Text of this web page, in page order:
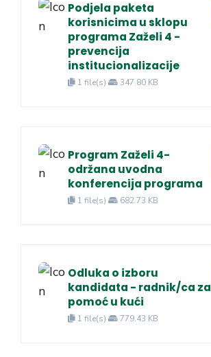
Podjela paketa
korisnicima u sklopu
programa Zaželi 4 -
prevencija
institucionalizacije
1 file(s) 347.80 KB
Program Zaželi 4-
održana uvodna
konferencija programa
1 file(s) 682.73 KB
Odluka o izboru
kandidata - radnik/ca za
pomoć u kući
1 file(s) 779.43 KB